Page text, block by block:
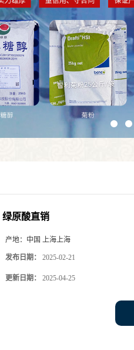
绿原酸直销
产地： 中国 上海上海
发布日期： 2025-02-21
更新日期： 2025-04-25